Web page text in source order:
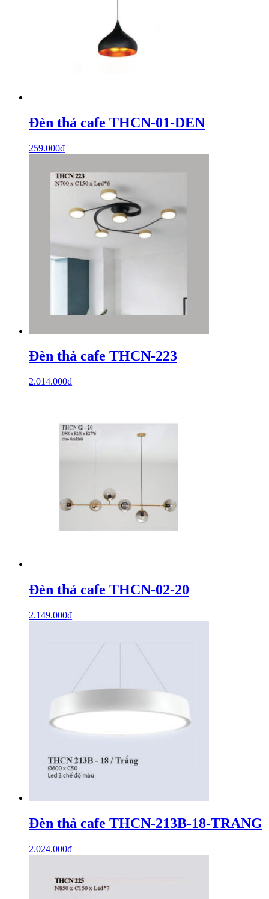
Đèn thả cafe THCN-01-DEN
259.000₫
Đèn thả cafe THCN-223
2.014.000₫
Đèn thả cafe THCN-02-20
2.149.000₫
Đèn thả cafe THCN-213B-18-TRANG
2.024.000₫